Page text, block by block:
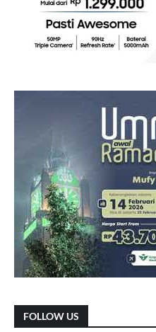
FOLLOW US